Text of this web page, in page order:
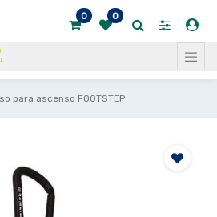
0 0
para ascenso FOOTSTEP